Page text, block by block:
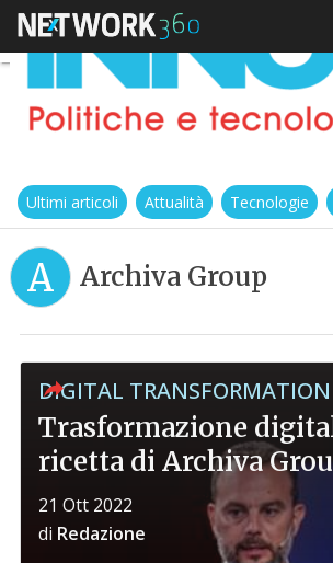
Ultimi articoli Attualità Tecnologie
A Archiva Group
DIGITAL TRANSFORMATION
Trasformazione
ricetta di Archiva
21 Ott 2022
di Redazione